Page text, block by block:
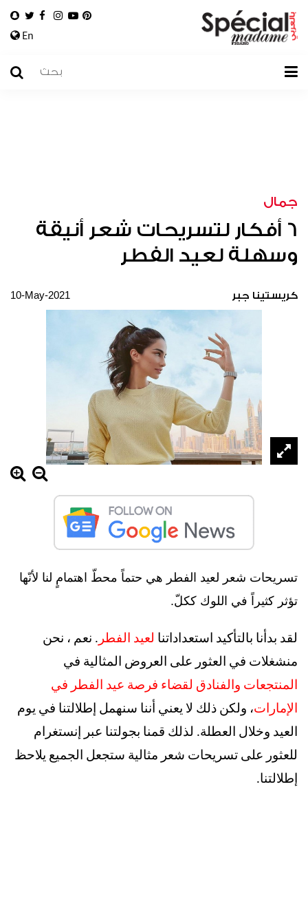
En
جمال
6 أفكار لتسريحات شعر أنيقة
وسهلة لعيد الفطر
كريستينا جبر 10-May-2021
تسريحات شعر لعيد الفطر هي حتماً محطّ اهتمامٍ لنا لأنّها
تؤثر كثيراً في اللوك ككلّ.
لقد بدأنا بالتأكيد استعداداتنا لعيد الفطر . نعم ، نحن
منشغلات في العثور على العروض المثالية في
المنتجعات والفنادق لقضاء فرصة عيد الفطر في
الإمارات، ولكن ذلك لا يعني أننا سنهمل إطلالتنا في يوم
العيد وخلال العطلة. لذلك قمنا بجولتنا عبر إنستغرام
للعثور على تسريحات شعر مثالية ستجعل الجميع يلاحظ
إطلالتنا.